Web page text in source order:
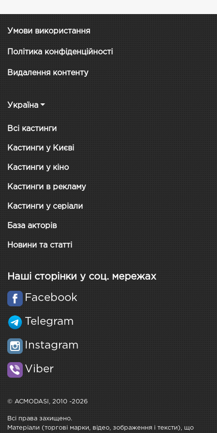
Умови використання
Політика конфіденційності
Видалення контенту
Україна
Всі кастинги
Кастинги у Києві
Кастинги у кіно
Кастинги в рекламу
Кастинги у серіали
База акторів
Новини та статті
Наші сторінки у соц. мережах
Facebook
Telegram
Instagram
Viber
© ACMODASI, 2010 -2026
Всі права захищено.
Матеріали (торгові марки, відео, зображення і тексти), що